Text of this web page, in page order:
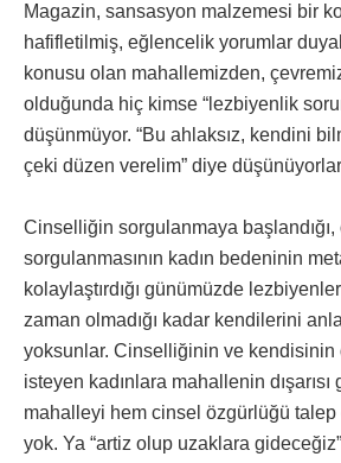
Magazin, sansasyon malzemesi bir
hafifletilmiş, eğlencelik yorumlar
konusu olan mahallemizden,
olduğunda hiç kimse “lezbiyenlik
düşünmüyor. “Bu ahlaksız, kendini
çeki düzen verelim” diye
Cinselliğin sorgulanmaya
sorgulanmasının kadın bedeninin
kolaylaştırdığı günümüzde
zaman olmadığı kadar kendilerini
yoksunlar. Cinselliğinin ve kendisinin
isteyen kadınlara mahallenin
mahalleyi hem cinsel özgürlüğü talep
yok. Ya “artiz olup uzaklara